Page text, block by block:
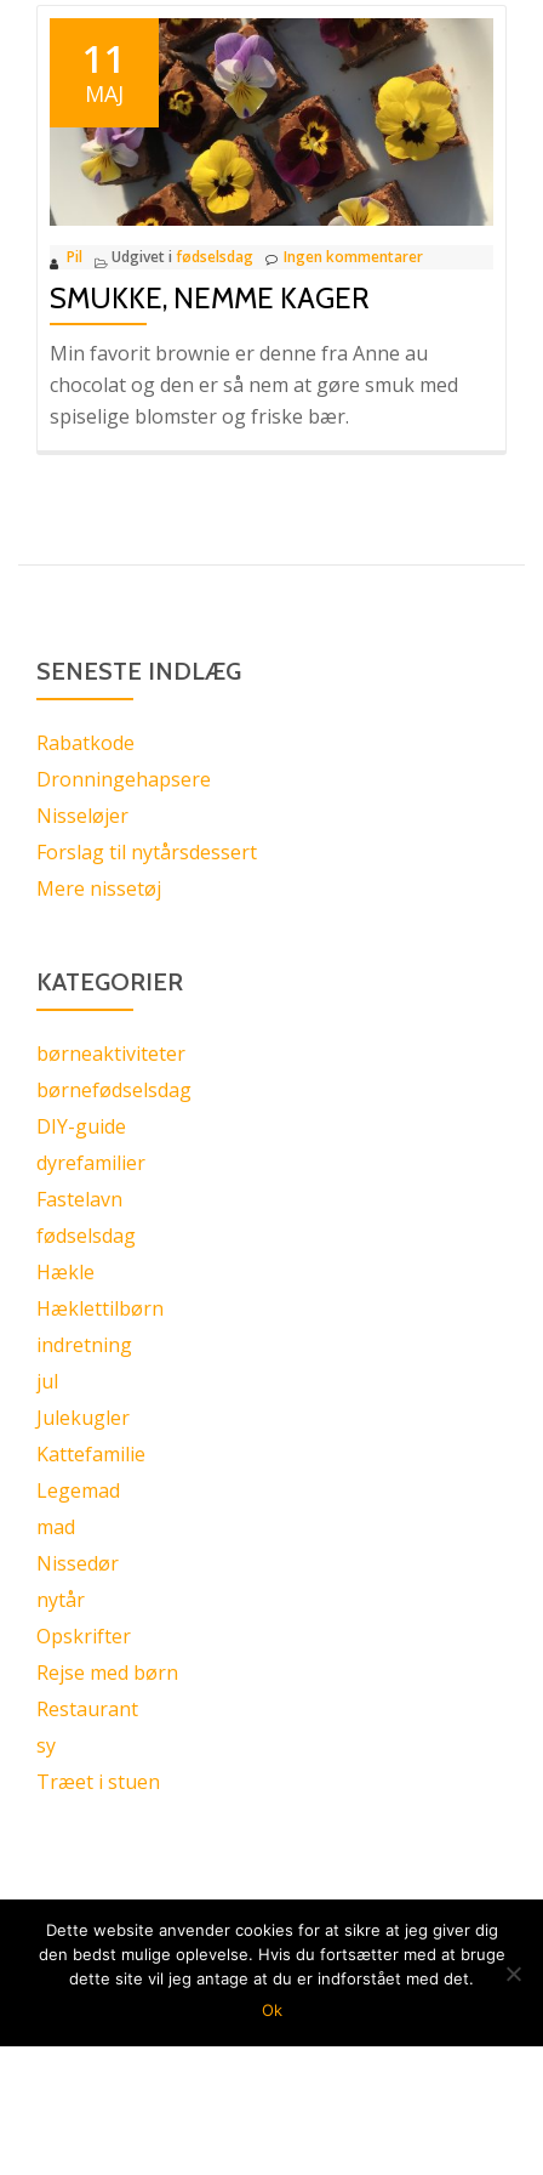
11
MAJ
Pil Udgivet i fødselsdag Ingen kommentarer
SMUKKE, NEMME KAGER
Min favorit brownie er denne fra Anne au
chocolat og den er så nem at gøre smuk med
spiselige blomster og friske bær.
SENESTE INDLÆG
Rabatkode
Dronningehapsere
Nisseløjer
Forslag til nytårsdessert
Mere nissetøj
KATEGORIER
børneaktiviteter
børnefødselsdag
DIY-guide
dyrefamilier
Fastelavn
fødselsdag
Hækle
Hæklettilbørn
indretning
jul
Julekugler
Kattefamilie
Legemad
mad
Nissedør
nytår
Opskrifter
Rejse med børn
Restaurant
sy
Træet i stuen
Dette website anvender cookies for at sikre at jeg giver dig
den bedst mulige oplevelse. Hvis du fortsætter med at bruge
dette site vil jeg antage at du er indforstået med det.
Ok